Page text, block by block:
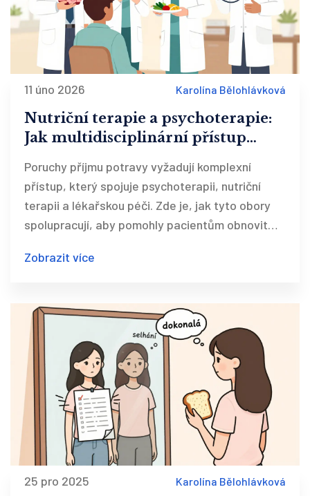
11 úno 2026 Karolína Bělohlávková
Nutriční terapie a psychoterapie:
Jak multidisciplinární přístup
potravy
Poruchy příjmu potravy vyžadují komplexní
přístup, který spojuje psychoterapii, nutriční
terapii a lékařskou péči. Zde je, jak tyto obory
spolupracují, aby pomohly pacientům obnovit
Zobrazit více
25 pro 2025 Karolína Bělohlávková